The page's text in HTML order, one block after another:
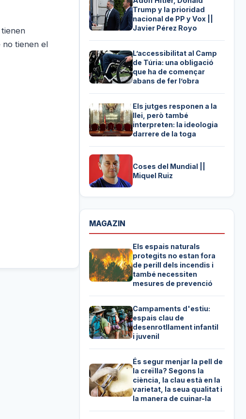
no tienen el
Trump y la prioridad
nacional de PP y Vox ||
Javier Pérez Royo
L’accessibilitat al Camp
de Túria: una obligació
que ha de començar
abans de fer l’obra
Els jutges responen a la
llei, però també
interpreten: la ideologia
darrere de la toga
Coses del Mundial ||
Miquel Ruiz
MAGAZIN
Els espais naturals
protegits no estan fora
de perill dels incendis i
també necessiten
mesures de prevenció
Campaments d'estiu:
espais clau de
desenrotllament infantil
i juvenil
És segur menjar la pell de
la creïlla? Segons la
ciència, la clau està en la
varietat, la seua qualitat i
la manera de cuinar-la